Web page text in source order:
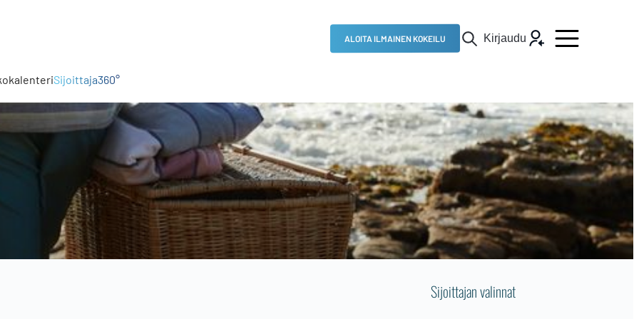
ALOITA ILMAINEN KOKEILU Kirjaudu
Sijoittaja360°
Sijoittajan valinnat